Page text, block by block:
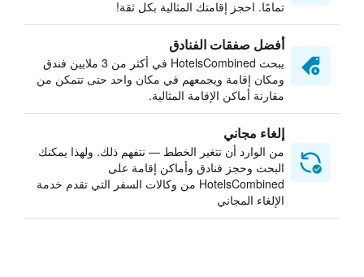
تمامًا. احجز إقامتك المثالية بكل ثقة!
أفضل صفقات الفنادق
يبحث HotelsCombined في أكثر من 3 ملايين فندق
ومكان إقامة ويجمعهم في مكان واحد حتى تتمكن من
مقارنة أماكن الإقامة المثالية.
إلغاء مجاني
من الوارد أن تتغير الخطط — نتفهم ذلك. ولهذا يمكنك
البحث وحجز فنادق وأماكن إقامة على
HotelsCombined من وكالات السفر التي تقدم خدمة
الإلغاء المجاني